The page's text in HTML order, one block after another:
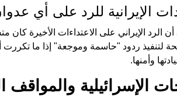
الإيرانية للرد على أي
أن الرد الإيراني على الاعتداءات الأخيرة
لتنفيذ ردود "حاسمة وموجعة" إذا ما تكررت
وأمنها.
الإسرائيلية والمواقف